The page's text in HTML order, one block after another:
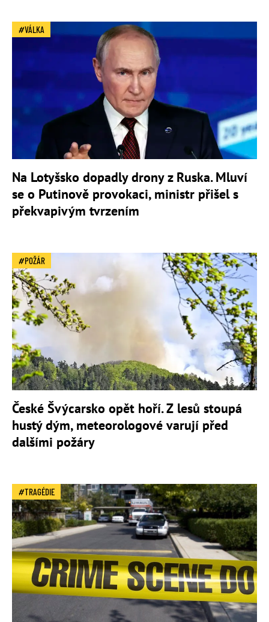
VÁLKA
Na Lotyšsko dopadly drony z Ruska. Mluví
se o Putinově provokaci, ministr přišel s
překvapivým tvrzením
POŽÁR
České Švýcarsko opět hoří. Z lesů stoupá
hustý dým, meteorologové varují před
dalšími požáry
TRAGÉDIE